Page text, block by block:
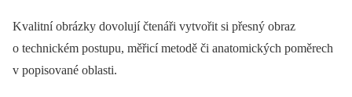
Kvalitní obrázky dovolují čtenáři vytvořit si přesný obraz
o technickém postupu, měřicí metodě či anatomických poměrech
v popisované oblasti.